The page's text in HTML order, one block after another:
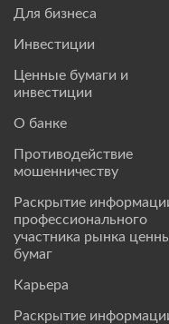
Для бизнеса
Инвестиции
Ценные бумаги и
инвестиции
О банке
Противодействие
мошенничеству
Раскрытие
профессионального
участника рынка
бумаг
Карьера
Раскрытие